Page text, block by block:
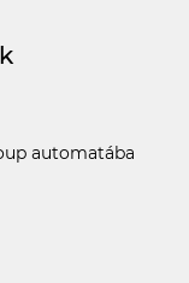
automatába